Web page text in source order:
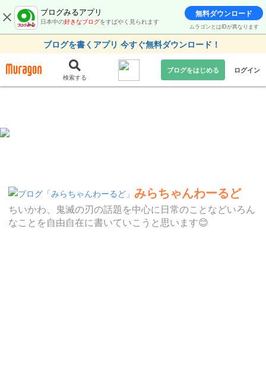
ブログみるアプリ
日本中の好きなブログをすばやく見られます
無料ダウンロード
ムラゴンとはIDが異なります
ブログを書くアプリ 今すぐ無料ダウンロード！
検索する
ブログをはじめる ログイン
みらちゃんわーるど
ちいかわ、鬼滅の刃の話題を中心に日常のことなどいろん
なことを自由自在に書いていこうと思います😊